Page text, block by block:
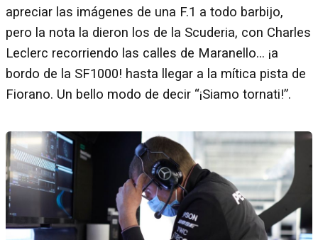
apreciar las imágenes de una F.1 a todo barbijo,
pero la nota la dieron los de la Scuderia, con Charles
Leclerc recorriendo las calles de Maranello… ¡a
bordo de la SF1000! hasta llegar a la mítica pista de
Fiorano. Un bello modo de decir “¡Siamo tornati!”.